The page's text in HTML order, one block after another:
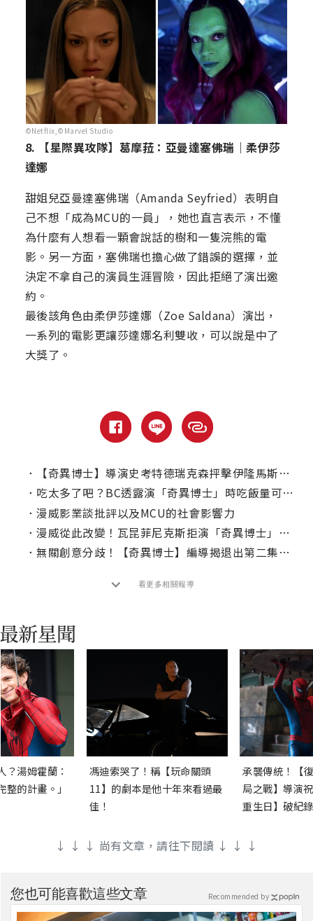
©Netflix,©Marvel Studio
8. 【星際異攻隊】葛摩菈：亞曼達塞佛瑞｜柔伊莎
達娜
甜姐兒亞曼達塞佛瑞（Amanda Seyfried）表明自
己不想「成為MCU的一員」，她也直言表示，不懂
為什麼有人想看一顆會說話的樹和一隻浣熊的電
影。另一方面，塞佛瑞也擔心做了錯誤的選擇，並
決定不拿自己的演員生涯冒險，因此拒絕了演出邀
約。
最後該角色由柔伊莎達娜（Zoe Saldana）演出，
一系列的電影更讓莎達娜名利雙收，可以說是中了
大獎了。
．
【奇異博士】導演史考特德瑞克森抨擊伊隆馬斯克對電影「一竅不通」！
． 吃太多了吧？BC透露演「奇異博士」時吃飯量可以養活一個家庭！
． 漫威影業談批評以及MCU的社會影響力
． 漫威從此改變！瓦昆菲尼克斯拒演「奇異博士」的影響
． 無關創意分歧！【奇異博士】編導揭退出第二集原由
看更多相關報導
？湯姆霍蘭：
的計畫。」
馮迪索哭了！稱【玩命關頭
11】的劇本是他十年來看過最
佳！
承襲傳統！【
局之戰】導演
重生日】破紀
↓ ↓ ↓ 尚有文章，請往下閱讀 ↓ ↓ ↓
您也可能喜歡這些文章 Recommended by